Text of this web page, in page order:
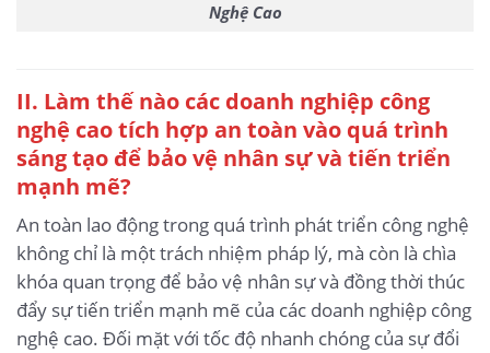
Nghệ Cao
II. Làm thế nào các doanh nghiệp công
nghệ cao tích hợp an toàn vào quá trình
sáng tạo để bảo vệ nhân sự và tiến triển
mạnh mẽ?
An toàn lao động trong quá trình phát triển công nghệ
không chỉ là một trách nhiệm pháp lý, mà còn là chìa
khóa quan trọng để bảo vệ nhân sự và đồng thời thúc
đẩy sự tiến triển mạnh mẽ của các doanh nghiệp công
nghệ cao. Đối mặt với tốc độ nhanh chóng của sự đổi